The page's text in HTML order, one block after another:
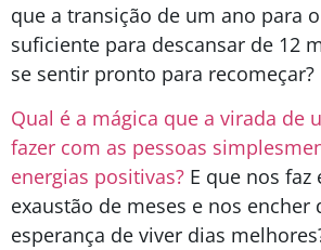
que a transição de um ano para
suficiente para descansar de 12
se sentir pronto para recomeçar?
Qual é a mágica que a virada de
fazer com as pessoas
energias positivas? E que nos faz
exaustão de meses e nos
esperança de viver dias